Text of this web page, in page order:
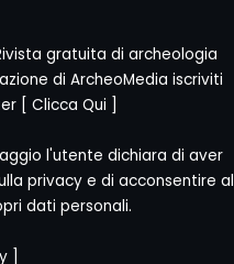
gratuita di archeologia
di ArcheoMedia iscriviti
[ Clicca Qui ]
l'utente dichiara di aver
privacy e di acconsentire al
dati personali.
]